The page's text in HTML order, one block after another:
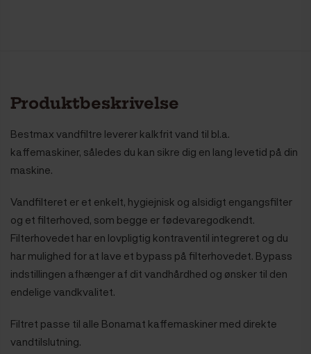
Produktbeskrivelse
Bestmax vandfiltre leverer kalkfrit vand til bl.a.
kaffemaskiner, således du kan sikre dig en lang levetid på din
maskine.
Vandfilteret er et enkelt, hygiejnisk og alsidigt engangsfilter
og et filterhoved, som begge er fødevaregodkendt.
Filterhovedet har en lovpligtig kontraventil integreret og du
har mulighed for at lave et bypass på filterhovedet. Bypass
indstillingen afhænger af dit vandhårdhed og ønsker til den
endelige vandkvalitet.
Filtret passe til alle Bonamat kaffemaskiner med direkte
vandtilslutning.